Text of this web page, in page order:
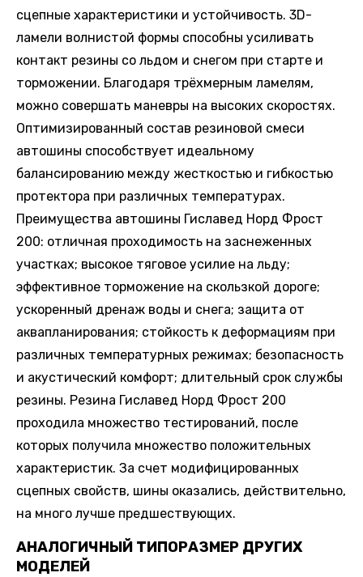
сцепные характеристики и устойчивость. 3D-
ламели волнистой формы способны усиливать
контакт резины со льдом и снегом при старте и
торможении. Благодаря трёхмерным ламелям,
можно совершать маневры на высоких скоростях.
Оптимизированный состав резиновой смеси
автошины способствует идеальному
балансированию между жесткостью и гибкостью
протектора при различных температурах.
Преимущества автошины Гиславед Норд Фрост
200: отличная проходимость на заснеженных
участках; высокое тяговое усилие на льду;
эффективное торможение на скользкой дороге;
ускоренный дренаж воды и снега; защита от
аквапланирования; стойкость к деформациям при
различных температурных режимах; безопасность
и акустический комфорт; длительный срок службы
резины. Резина Гиславед Норд Фрост 200
проходила множество тестирований, после
которых получила множество положительных
характеристик. За счет модифицированных
сцепных свойств, шины оказались, действительно,
на много лучше предшествующих.
АНАЛОГИЧНЫЙ ТИПОРАЗМЕР ДРУГИХ
МОДЕЛЕЙ